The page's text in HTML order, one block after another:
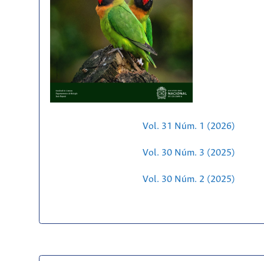
Vol. 31 Núm. 1 (2026)
Vol. 30 Núm. 3 (2025)
Vol. 30 Núm. 2 (2025)